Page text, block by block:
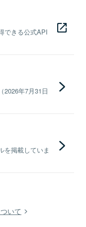
できる公式API
2026年7月31日
を掲載していま
いて